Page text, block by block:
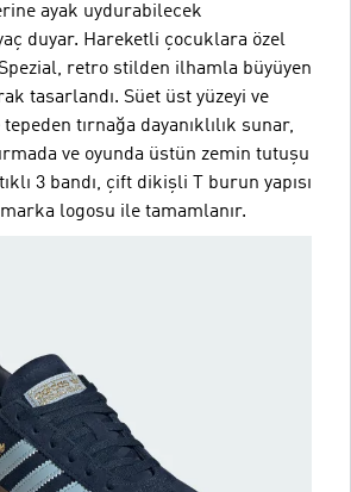
ayak uydurabilecek
duyar. Hareketli çocuklara özel
retro stilden ilhamla büyüyen
tasarlandı. Süet üst yüzeyi ve
tırnağa dayanıklılık sunar,
ve oyunda üstün zemin tutuşu
3 bandı, çift dikişli T burun yapısı
logosu ile tamamlanır.